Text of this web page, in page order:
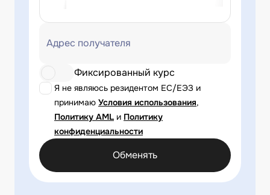
Адрес получателя
Я не являюсь резидентом ЕС/ЕЭЗ и
принимаю Условия использования,
Политику AML и Политику
конфиденциальности
Фиксированный курс
Обменять